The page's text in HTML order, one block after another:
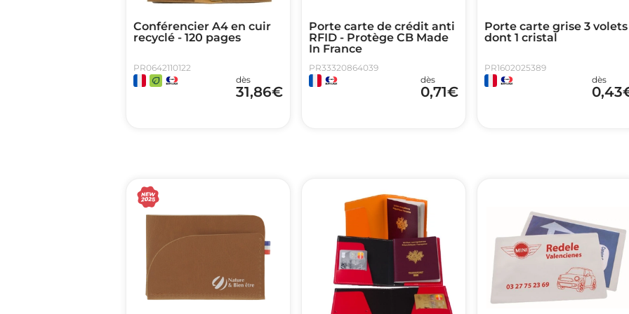
Conférencier A4 en cuir
recyclé - 120 pages
PR0642110122
dès
31,86€
Porte carte de crédit anti
RFID - Protège CB Made
In France
PR33320864039
dès
0,71€
Porte carte grise 3 volets
dont 1 cristal
PR1602025389
dès
0,43